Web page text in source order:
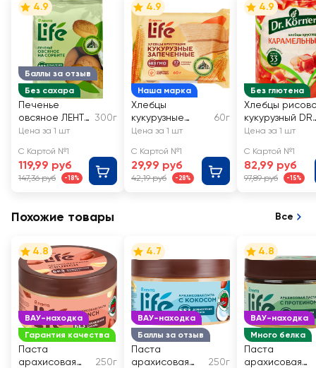
Баллы за отзыв
Без сахара
4.9
Печенье
овсяное ЛЕНТА
LIFE на
300г
Цена за 1 шт
С Картой №1
119,99 руб
147,36 руб -18%
Наша марка
4.9
Хлебцы
кукурузные
ЛЕНТА LIFE
запеченные
60г
Цена за 1 шт
С Картой №1
29,99 руб
42,19 руб -28%
Без глютена
4.9
Хлебцы
кукурузный DR
KORNER
Цена за 1 шт
С Картой №1
82,99 руб
97,89 руб -15%
Похожие товары Все
ВАУ-находка
Гарантия качества
4.8
Паста
арахисовая
250г
ВАУ-находка
Баллы за отзыв
4.7
Паста
арахисовая
250г
ВАУ-находка
Много белка
4.8
Паста
арахисовая